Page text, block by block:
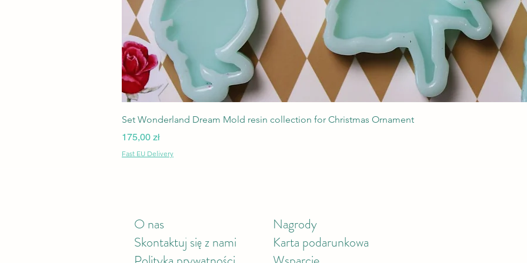
Podgląd
Set Wonderland Dream Mold resin collection for Christmas Ornament
Cena
175,00 zł
Fast EU Delivery
O nas
Skontaktuj się z nami
Nagrody
Karta podarunkowa